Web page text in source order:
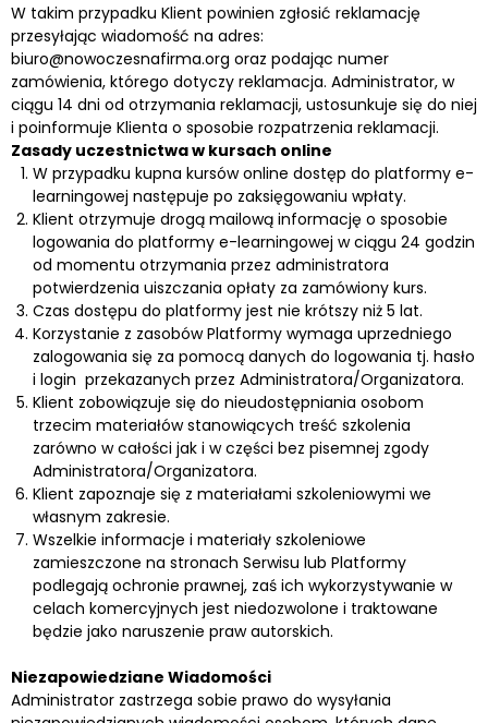
W takim przypadku Klient powinien zgłosić reklamację
przesyłając wiadomość na adres:
biuro@nowoczesnafirma.org oraz podając numer
zamówienia, którego dotyczy reklamacja. Administrator, w
ciągu 14 dni od otrzymania reklamacji, ustosunkuje się do niej
i poinformuje Klienta o sposobie rozpatrzenia reklamacji.
Zasady uczestnictwa w kursach online
W przypadku kupna kursów online dostęp do platformy e-
learningowej następuje po zaksięgowaniu wpłaty.
Klient otrzymuje drogą mailową informację o sposobie
logowania do platformy e-learningowej w ciągu 24 godzin
od momentu otrzymania przez administratora
potwierdzenia uiszczania opłaty za zamówiony kurs.
Czas dostępu do platformy jest nie krótszy niż 5 lat.
Korzystanie z zasobów Platformy wymaga uprzedniego
zalogowania się za pomocą danych do logowania tj. hasło
i login przekazanych przez Administratora/Organizatora.
Klient zobowiązuje się do nieudostępniania osobom
trzecim materiałów stanowiących treść szkolenia
zarówno w całości jak i w części bez pisemnej zgody
Administratora/Organizatora.
Klient zapoznaje się z materiałami szkoleniowymi we
własnym zakresie.
Wszelkie informacje i materiały szkoleniowe
zamieszczone na stronach Serwisu lub Platformy
podlegają ochronie prawnej, zaś ich wykorzystywanie w
celach komercyjnych jest niedozwolone i traktowane
będzie jako naruszenie praw autorskich.
Niezapowiedziane Wiadomości
Administrator zastrzega sobie prawo do wysyłania